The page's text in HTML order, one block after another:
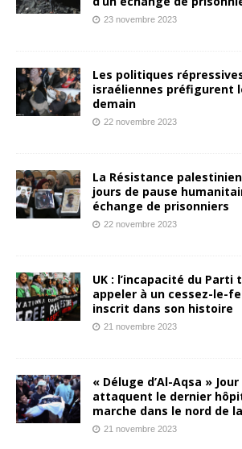
23 novembre 2023
Les politiques
israéliennes préfigurent
demain
22 novembre 2023
La Résistance
jours de pause
échange de prisonniers
22 novembre 2023
UK : l’incapacité du Parti
appeler à un cessez-le-
inscrit dans son histoire
21 novembre 2023
« Déluge d’Al-Aqsa »
attaquent le dernier
marche dans le nord de
21 novembre 2023